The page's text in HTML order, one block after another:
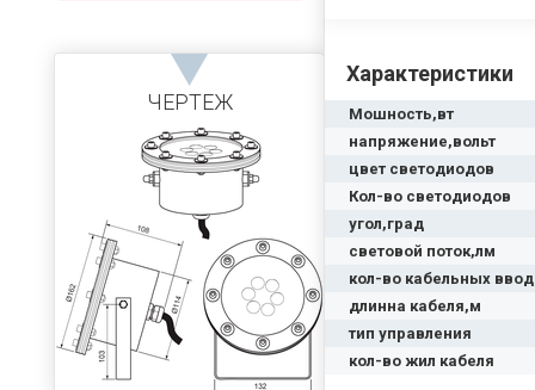
Характеристики
Мошность,вт
напряжение,вольт
цвет светодиодов
Кол-во светодиодов
угол,град
световой поток,лм
кол-во кабельных
длинна кабеля,м
тип управления
кол-во жил кабеля
ЧЕРТЕЖ